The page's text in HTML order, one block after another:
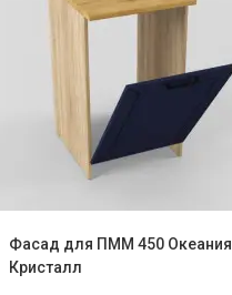
Фасад для ПММ 450 Океания
Кристалл